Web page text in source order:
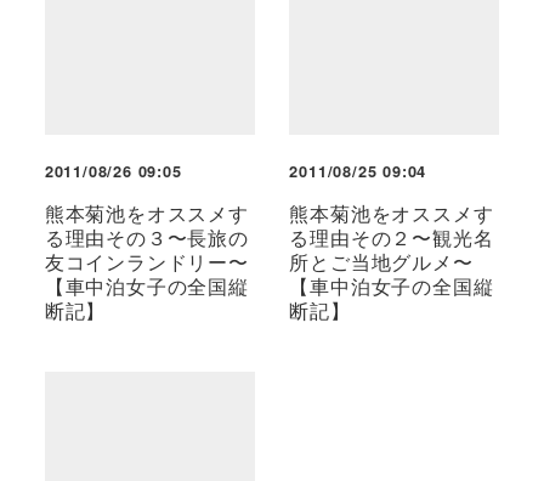
2011/08/26 09:05
熊本菊池をオススメす
る理由その３〜長旅の
友コインランドリー〜
【車中泊女子の全国縦
断記】
2011/08/25 09:04
熊本菊池をオススメす
る理由その２〜観光名
所とご当地グルメ〜
【車中泊女子の全国縦
断記】